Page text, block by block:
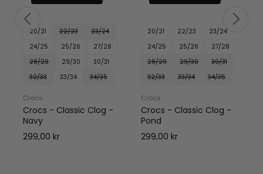
20/21 22/23
23/24
24/25
25/26
27/28
28/29
29/30
30/31
32/33
33/34 34/35
Crocs
Crocs - Classic Clog -
Navy
299,00 kr
20/21 22/23
23/24
24/25
25/26
27/28
28/29
29/30
30/31
32/33
33/34 34/35
Crocs
Crocs - Classic Clog -
Pond
299,00 kr